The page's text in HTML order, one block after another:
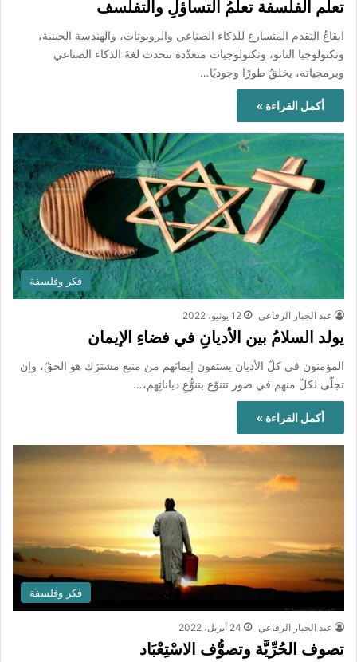
تعلُّم الفلسفة تعلّمُ التساؤلِ والتفلسف
ايقاعُ التقدم المتسارع للذكاء الصناعي والروبوتات، والهندسة الجينية،
وتكنولوجيا النانو، وتكنولوجيات متعدّدة تتحدث لغةَ الذكاء الصناعي
وبرمجياته، يخلقُ طورًا وجوديًا…
أكمل القراءة »
فكر وفلسفة
عبد الجبار الرفاعي 12 يونيو، 2022
يولد السلامُ بين الأديانِ في فضاءِ الإيمان
المؤمنون في كلّ الأديان يستقون إيمانَهم من منبع مشترَك هو الحقّ، وإن
تجلّى لكلّ منهم في صور تتنوّع بتنوُّعِ دياناتِهم،…
أكمل القراءة »
فكر وفلسفة
عبد الجبار الرفاعي 24 أبريل، 2022
تصوف الحُرِّيَّة وتصوُّف الاسْتِعْبَاد